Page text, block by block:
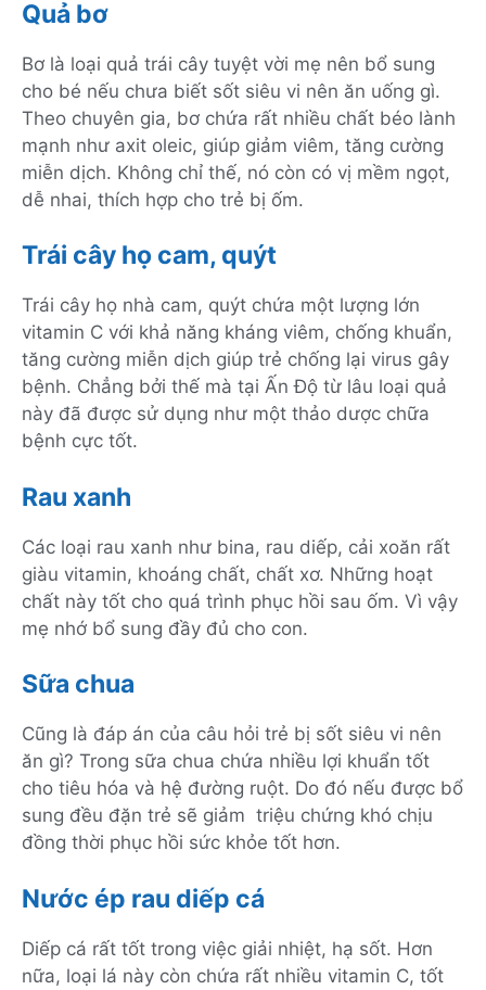
Quả bơ
Bơ là loại quả trái cây tuyệt vời mẹ nên bổ sung
cho bé nếu chưa biết sốt siêu vi nên ăn uống gì.
Theo chuyên gia, bơ chứa rất nhiều chất béo lành
mạnh như axit oleic, giúp giảm viêm, tăng cường
miễn dịch. Không chỉ thế, nó còn có vị mềm ngọt,
dễ nhai, thích hợp cho trẻ bị ốm.
Trái cây họ cam, quýt
Trái cây họ nhà cam, quýt chứa một lượng lớn
vitamin C với khả năng kháng viêm, chống khuẩn,
tăng cường miễn dịch giúp trẻ chống lại virus gây
bệnh. Chẳng bởi thế mà tại Ấn Độ từ lâu loại quả
này đã được sử dụng như một thảo dược chữa
bệnh cực tốt.
Rau xanh
Các loại rau xanh như bina, rau diếp, cải xoăn rất
giàu vitamin, khoáng chất, chất xơ. Những hoạt
chất này tốt cho quá trình phục hồi sau ốm. Vì vậy
mẹ nhớ bổ sung đầy đủ cho con.
Sữa chua
Cũng là đáp án của câu hỏi trẻ bị sốt siêu vi nên
ăn gì? Trong sữa chua chứa nhiều lợi khuẩn tốt
cho tiêu hóa và hệ đường ruột. Do đó nếu được bổ
sung đều đặn trẻ sẽ giảm triệu chứng khó chịu
đồng thời phục hồi sức khỏe tốt hơn.
Nước ép rau diếp cá
Diếp cá rất tốt trong việc giải nhiệt, hạ sốt. Hơn
nữa, loại lá này còn chứa rất nhiều vitamin C, tốt